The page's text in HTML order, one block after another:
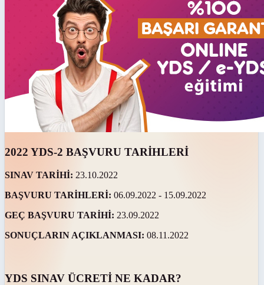
2022 YDS-2 BAŞVURU TARİHLERİ
SINAV TARİHİ: 23.10.2022
BAŞVURU TARİHLERİ: 06.09.2022 - 15.09.2022
GEÇ BAŞVURU TARİHİ: 23.09.2022
SONUÇLARIN AÇIKLANMASI: 08.11.2022
YDS SINAV ÜCRETİ NE KADAR?